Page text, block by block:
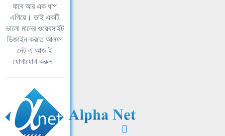
যাবে আর এক ধাপ
এগিয়ে। তাই একটি
ভালো মানের ওয়েবসাইট
ডিজাইন করতে আলফা
নেট এ আজ ই
যোগাযোগ করুন।